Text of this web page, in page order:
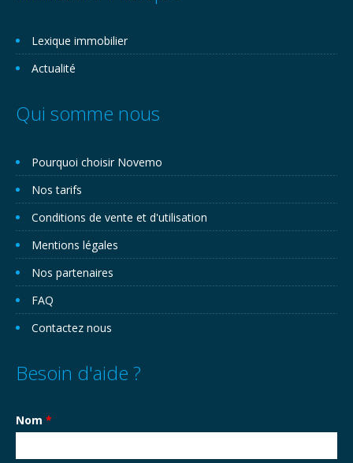
Lexique immobilier
Actualité
Qui somme nous
Pourquoi choisir Novemo
Nos tarifs
Conditions de vente et d'utilisation
Mentions légales
Nos partenaires
FAQ
Contactez nous
Besoin d'aide ?
Nom *